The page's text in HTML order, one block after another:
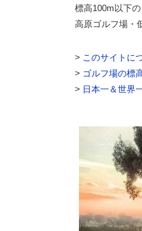
標高100m以下
高原ゴルフ場・
> このサイトに
> ゴルフ場の標
> 日本一＆世界